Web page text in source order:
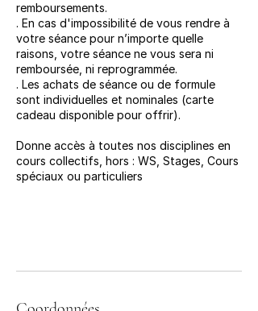
remboursements.
. En cas d'impossibilité de vous rendre à
votre séance pour n’importe quelle
raisons, votre séance ne vous sera ni
remboursée, ni reprogrammée.
. Les achats de séance ou de formule
sont individuelles et nominales (carte
cadeau disponible pour offrir).
Donne accès à toutes nos disciplines en
cours collectifs, hors : WS, Stages, Cours
spéciaux ou particuliers